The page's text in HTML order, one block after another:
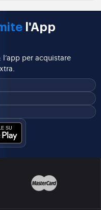
l'App
per acquistare